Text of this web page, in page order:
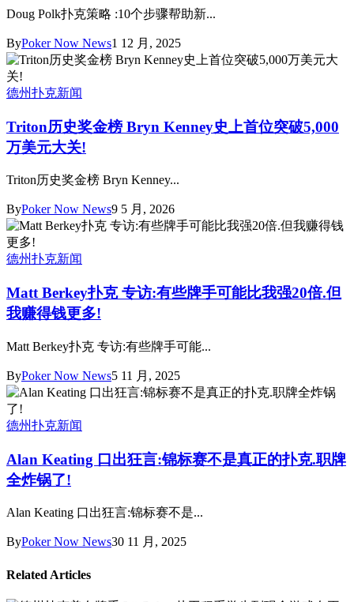
Doug Polk扑克策略 :10个步骤帮助新...
ByPoker Now News1 12 月, 2025
德州扑克新闻
Triton历史奖金榜 Bryn Kenney史上首位突破5,000
万美元大关!
Triton历史奖金榜 Bryn Kenney...
ByPoker Now News9 5 月, 2026
德州扑克新闻
Matt Berkey扑克 专访:有些牌手可能比我强20倍.但
我赚得钱更多!
Matt Berkey扑克 专访:有些牌手可能...
ByPoker Now News5 11 月, 2025
德州扑克新闻
Alan Keating 口出狂言:锦标赛不是真正的扑克.职牌
全炸锅了!
Alan Keating 口出狂言:锦标赛不是...
ByPoker Now News30 11 月, 2025
Related Articles